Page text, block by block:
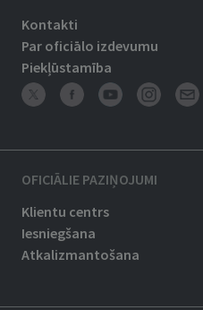
Kontakti
Par oficiālo izdevumu
Piekļūstamība
OFICIĀLIE PAZIŅOJUMI
Klientu centrs
Iesniegšana
Atkalizmantošana